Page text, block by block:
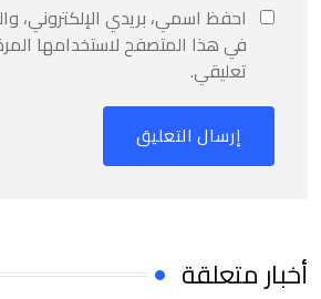
احفظ اسمي، بريدي الإلكتروني،
في هذا المتصفح لاستخدامها
تعليقي.
أخبار متعلقة